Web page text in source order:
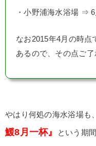
・小野浦海水浴場 ⇒
なお2015年4月の時点
あるので、その点ご
やはり何処の海水浴場も
鰀8月一杯』
という期